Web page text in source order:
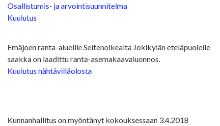
Osallistumis- ja arvointisuunnitelma
Kuulutus
Emäjoen ranta-alueille Seitenoikealta Jokikylän eteläpuolelle
saakka on laadittu ranta-asemakaavaluonnos.
Kuulutus nähtävilläolosta
Kunnanhallitus on myöntänyt kokouksessaan 3.4.2018